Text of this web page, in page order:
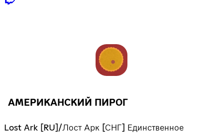
АМЕРИКАНСКИЙ ПИРОГ
Lost Ark [RU]/Лост Арк [СНГ] Единственное